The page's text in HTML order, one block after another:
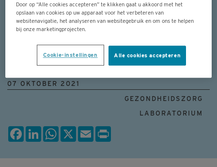
de PCR-test driemaal per week uit. De
doorlooptijd van de test bedraagt maximaal
3 werkdagen.
07 OKTOBER 2021
GEZONDHEIDSZORG
LABORATORIUM
FacebookLinkedInWhatsApp
X Email
Door op “Alle cookies accepteren” te klikken gaat u akkoord met het
opslaan van cookies op uw apparaat voor het verbeteren van
websitenavigatie, het analyseren van websitegebruik en om ons te helpen
bij onze marketingprojecten.
Alle cookies accepteren
Cookie-instellingen